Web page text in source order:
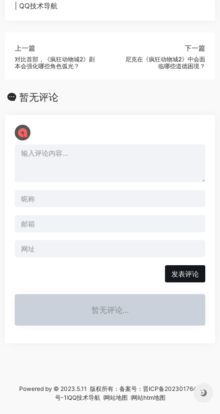
| QQ技术导航
上一篇
对比首部，《疯狂动物城2》剧
本会强化哪些角色弧光？
下一篇
尼克在《疯狂动物城2》中会面
临哪些道德困境？
暂无评论
暂无评论...
Powered by © 2023.5.11 版权所有：备案号： 晋ICP备2023017644
号-1꘡QQ技术导航꘡网站地图 ꘡网站htm地图